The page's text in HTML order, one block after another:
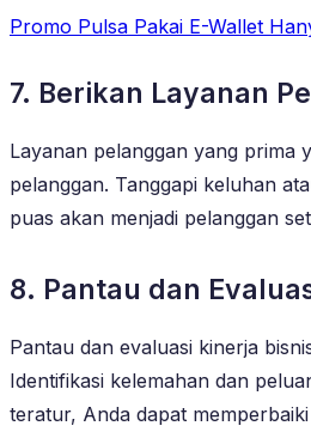
Promo Pulsa Pakai E-Wallet
7. Berikan Layanan
Layanan pelanggan yang prima
pelanggan. Tanggapi keluhan
puas akan menjadi pelanggan
8. Pantau dan
Pantau dan evaluasi kinerja
Identifikasi kelemahan dan
teratur, Anda dapat